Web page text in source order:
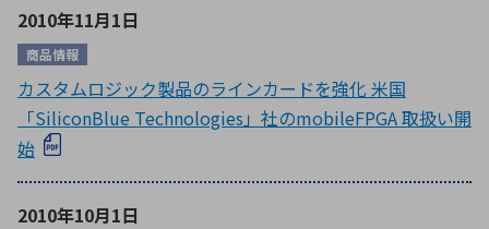
2010年11月1日
商品情報
カスタムロジック製品のラインカードを強化 米国
「SiliconBlue Technologies」社のmobileFPGA 取扱い開
始
2010年10月1日